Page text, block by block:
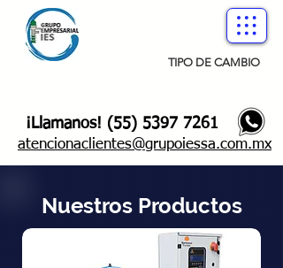
TIPO DE CAMBIO
¡Llamanos! (55) 5397 7261
atencionaclientes@grupoiessa.com.mx
Nuestros Productos